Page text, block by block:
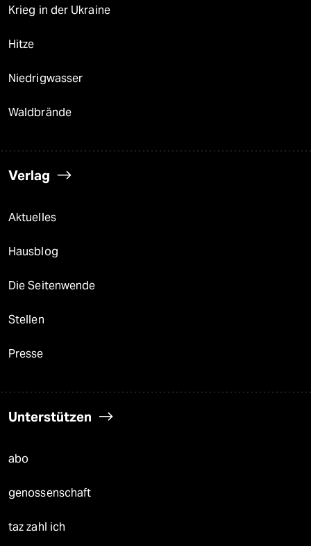
Krieg in der Ukraine
Hitze
Niedrigwasser
Waldbrände
Verlag
Aktuelles
Hausblog
Die Seitenwende
Stellen
Presse
Unterstützen
abo
genossenschaft
taz zahl ich